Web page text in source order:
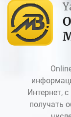
Интернет,
получать